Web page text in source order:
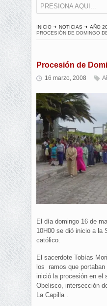
PRESIONA AQUI...
INICIO NOTICIAS
AÑO
PROCESIÓN DE DOMINGO
Procesión de
16 marzo, 2008
El día domingo 16 de
10H00 se dió inicio a la
católico.
El sacerdote Tobías
los ramos que
inició la procesión en el
Obelisco, intersección
La Capilla .